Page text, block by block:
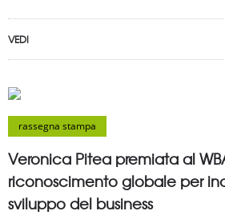
VEDI
rassegna stampa
Veronica Pitea premiata al
riconoscimento globale per
sviluppo del business